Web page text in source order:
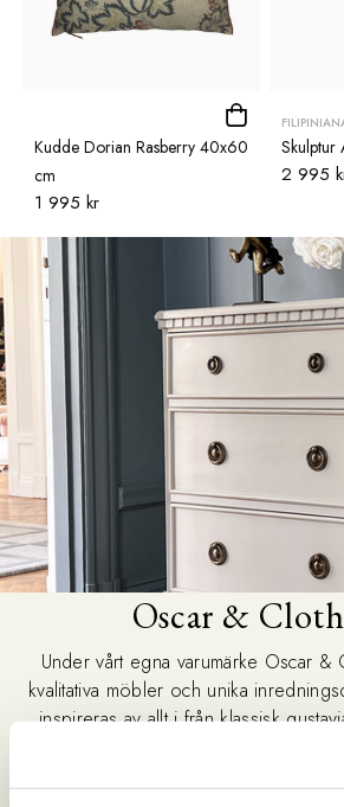
Kudde Dorian Rasberry 40x60
cm
1 995 kr
Skulptur
2 995
Oscar &
Under vårt egna varumärke Oscar &
kvalitativa möbler och unika
inspireras av allt i från klassisk
nutida former. Hos oss hittar du
dekorativa speglar, vackra ljusstakar,